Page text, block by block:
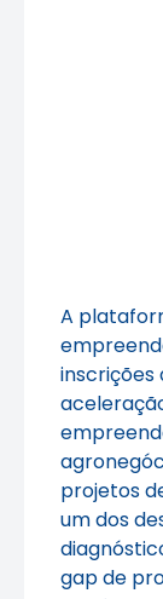
A
projetos
um dos
gap de